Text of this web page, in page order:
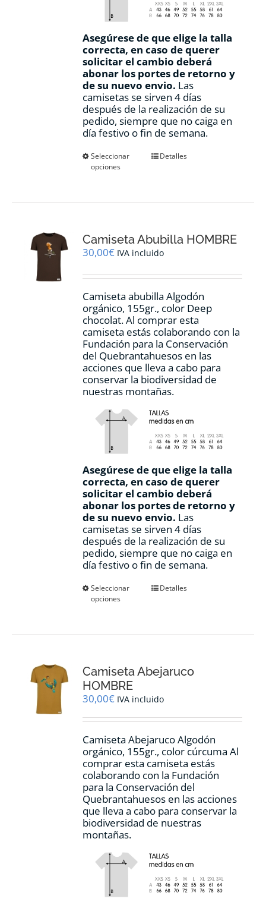
Asegúrese de que elige la talla
correcta, en caso de querer
solicitar el cambio deberá
abonar los portes de retorno y
de su nuevo envio. Las
camisetas se sirven 4 días
después de la realización de su
pedido, siempre que no caiga en
día festivo o fin de semana.
Seleccionar
opciones
Este
se
pueden
en
página
de
producto
Detalles
Camiseta Abubilla HOMBRE
30,00€ IVA incluido
Camiseta abubilla Algodón
orgánico, 155gr., color Deep
chocolat. Al comprar esta
camiseta estás colaborando con la
Fundación para la Conservación
del Quebrantahuesos en las
acciones que lleva a cabo para
conservar la biodiversidad de
nuestras montañas.
Asegúrese de que elige la talla
correcta, en caso de querer
solicitar el cambio deberá
abonar los portes de retorno y
de su nuevo envio. Las
camisetas se sirven 4 días
después de la realización de su
pedido, siempre que no caiga en
día festivo o fin de semana.
Seleccionar
opciones
Este
se
elegir
la
de
producto
Detalles
Camiseta Abejaruco
HOMBRE
30,00€ IVA incluido
Camiseta Abejaruco Algodón
orgánico, 155gr., color cúrcuma Al
comprar esta camiseta estás
colaborando con la Fundación
para la Conservación del
Quebrantahuesos en las acciones
que lleva a cabo para conservar la
biodiversidad de nuestras
montañas.